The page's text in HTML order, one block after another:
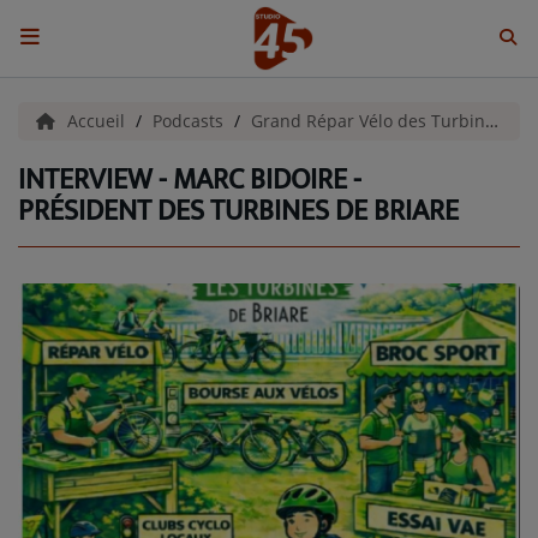
ACCUEIL
Emissions
BENJI & COMPAGNIE
GIEN, SA FABULEUSE HISTOIRE
GRAFFITI CINÉMA
LES ASSOCIÉS DU JOUR
LA CHRONIQUE ENVIRONNEMENTALE
LA CHRONIQUE MUSICALE
Accueil Podcasts Grand Répar Vélo des Turbines
INTERVIEW - MARC BIDOIRE -
PRÉSIDENT DES TURBINES DE BRIARE